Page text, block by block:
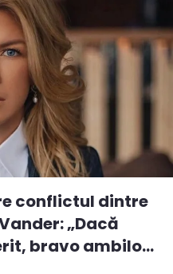
conflictul dintre
„Dacă
bravo ambilo...